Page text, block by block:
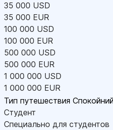
35 000 USD
35 000 EUR
100 000 USD
100 000 EUR
500 000 USD
500 000 EUR
1 000 000 USD
1 000 000 EUR
Тип путешествия
Студент
Специально для студентов